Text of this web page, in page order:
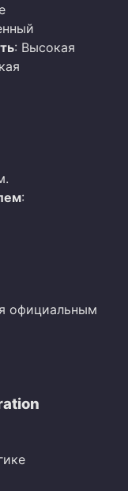
: Высокая
:
официальным